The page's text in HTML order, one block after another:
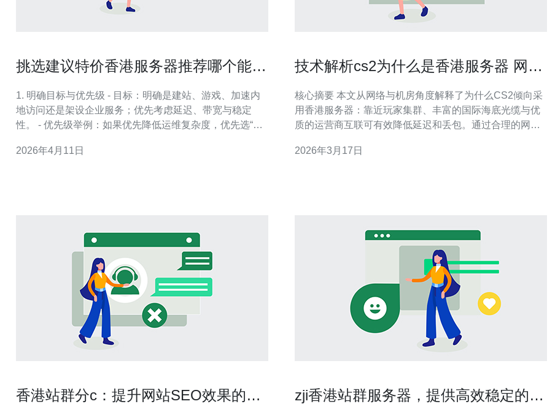
挑选建议特价香港服务器推荐哪个能降
1. 明确目标与优先级 - 目标：明确是建站、游戏、加速内
地访问还是架设企业服务；优先考虑延迟、带宽与稳定
性。 - 优先级举例：如果优先降低运维复杂度，优先选“托
裸金属或云VPS，但需自运维。 - 输出：列出必须项（例
2026年4月11日
技术解析cs2为什么是香港服务器 网络
核心摘要 本文从网络与机房角度解释了为什么CS2倾向采
用香港服务器：靠近玩家集群、丰富的国际海底光缆与优
质的运营商互联可有效降低延迟和丢包。通过合理的网络
以显著提升游戏体验。建议优先考虑稳定的服务商，推荐
2026年3月17日
香港站群分c：提升网站SEO效果的关
zji香港站群服务器，提供高效稳定的网